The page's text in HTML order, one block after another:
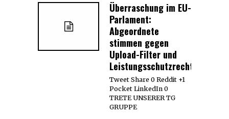
Überraschung im EU-
Parlament:
Abgeordnete
stimmen gegen
Upload-Filter und
Leistungsschutzrecht
Tweet Share 0 Reddit +1
Pocket LinkedIn 0
TRETE UNSERER TG
GRUPPE